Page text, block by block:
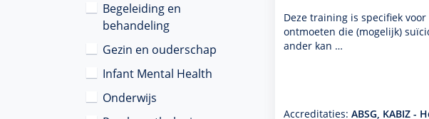
Begeleiding en
behandeling
Gezin en ouderschap
Infant Mental Health
Onderwijs
Deze training is specifiek
ontmoeten die (moge­lijk)
ander kan …
Accreditaties: ABSG, KABIZ -